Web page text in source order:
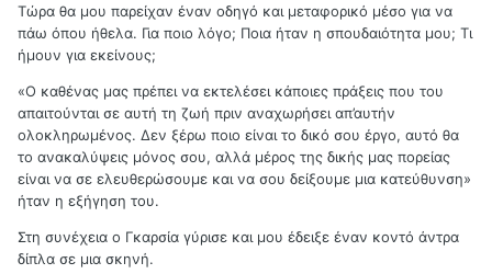
Τώρα θα μου παρείχαν έναν οδηγό και μεταφορικό μέσο για να
πάω όπου ήθελα. Για ποιο λόγο; Ποια ήταν η σπουδαιότητα μου; Τι
ήμουν για εκείνους;
«Ο καθένας μας πρέπει να εκτελέσει κάποιες πράξεις που του
απαιτούνται σε αυτή τη ζωή πριν αναχωρήσει απ’αυτήν
ολοκληρωμένος. Δεν ξέρω ποιο είναι το δικό σου έργο, αυτό θα
το ανακαλύψεις μόνος σου, αλλά μέρος της δικής μας πορείας
είναι να σε ελευθερώσουμε και να σου δείξουμε μια κατεύθυνση»
ήταν η εξήγηση του.
Στη συνέχεια ο Γκαρσία γύρισε και μου έδειξε έναν κοντό άντρα
δίπλα σε μια σκηνή.